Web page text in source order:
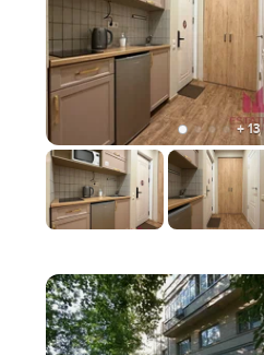
+13